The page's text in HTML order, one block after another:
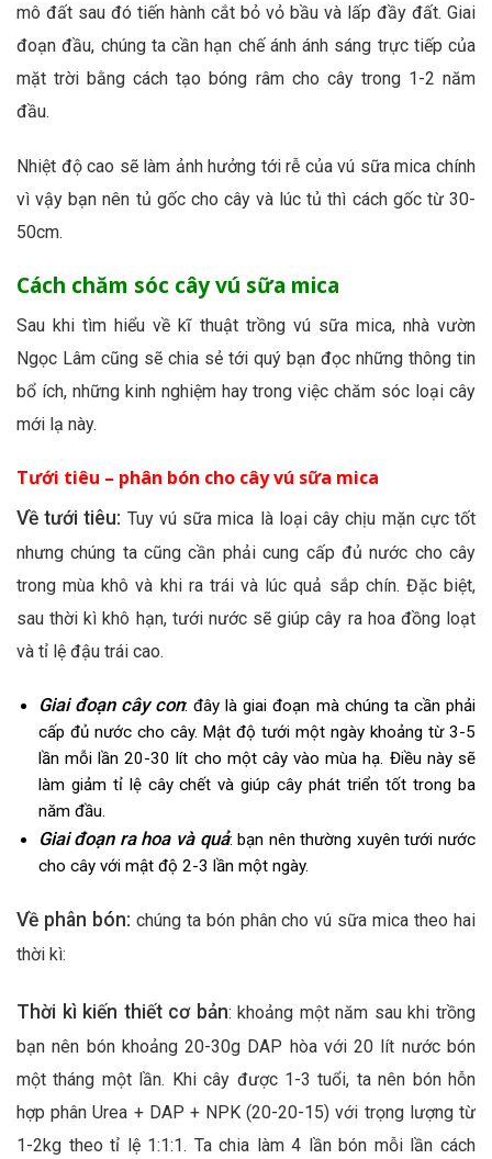
mô đất sau đó tiến hành cắt bỏ vỏ bầu và lấp đầy đất. Giai
đoạn đầu, chúng ta cần hạn chế ánh ánh sáng trực tiếp của
mặt trời bằng cách tạo bóng râm cho cây trong 1-2 năm
đầu.
Nhiệt độ cao sẽ làm ảnh hưởng tới rễ của vú sữa mica chính
vì vậy bạn nên tủ gốc cho cây và lúc tủ thì cách gốc từ 30-
50cm.
Cách chăm sóc cây vú sữa mica
Sau khi tìm hiểu về kĩ thuật trồng vú sữa mica, nhà vườn
Ngọc Lâm cũng sẽ chia sẻ tới quý bạn đọc những thông tin
bổ ích, những kinh nghiệm hay trong việc chăm sóc loại cây
mới lạ này.
Tưới tiêu – phân bón cho cây vú sữa mica
Về tưới tiêu: Tuy vú sữa mica là loại cây chịu mặn cực tốt
nhưng chúng ta cũng cần phải cung cấp đủ nước cho cây
trong mùa khô và khi ra trái và lúc quả sắp chín. Đặc biệt,
sau thời kì khô hạn, tưới nước sẽ giúp cây ra hoa đồng loạt
và tỉ lệ đậu trái cao.
Giai đoạn cây con: đây là giai đoạn mà chúng ta cần phải
cấp đủ nước cho cây. Mật độ tưới một ngày khoảng từ 3-5
lần mỗi lần 20-30 lít cho một cây vào mùa hạ. Điều này sẽ
làm giảm tỉ lệ cây chết và giúp cây phát triển tốt trong ba
năm đầu.
Giai đoạn ra hoa và quả: bạn nên thường xuyên tưới nước
cho cây với mật độ 2-3 lần một ngày.
Về phân bón: chúng ta bón phân cho vú sữa mica theo hai
thời kì:
Thời kì kiến thiết cơ bản: khoảng một năm sau khi trồng
bạn nên bón khoảng 20-30g DAP hòa với 20 lít nước bón
một tháng một lần. Khi cây được 1-3 tuổi, ta nên bón hỗn
hợp phân Urea + DAP + NPK (20-20-15) với trọng lượng từ
1-2kg theo tỉ lệ 1:1:1. Ta chia làm 4 lần bón mỗi lần cách